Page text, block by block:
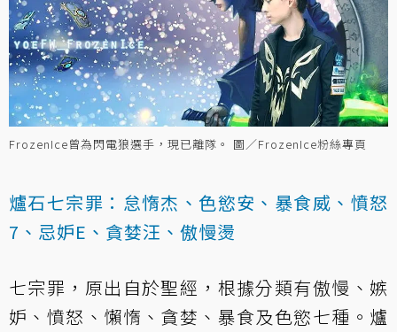
FrozenIce曾為閃電狼選手，現已離隊。 圖／FrozenIce粉絲專頁
爐石七宗罪：怠惰杰、色慾安、暴食威、憤怒
7、忌妒E、貪婪汪、傲慢燙
七宗罪，原出自於聖經，根據分類有傲慢、嫉
妒、憤怒、懶惰、貪婪、暴食及色慾七種。爐